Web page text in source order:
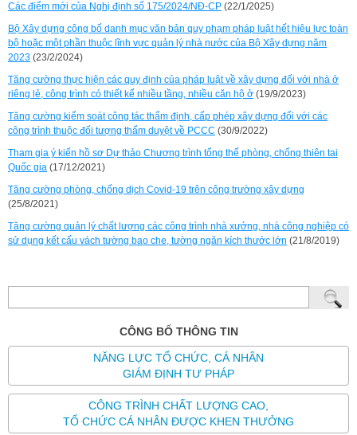
Các điểm mới của Nghị định số 175/2024/NĐ-CP (22/1/2025)
Bộ Xây dựng công bố danh mục văn bản quy phạm pháp luật hết hiệu lực toàn
bộ hoặc một phần thuộc lĩnh vực quản lý nhà nước của Bộ Xây dựng năm
2023 (23/2/2024)
Tăng cường thực hiện các quy định của pháp luật về xây dựng đối với nhà ở
riêng lẻ, công trình có thiết kế nhiều tầng, nhiều căn hộ ở (19/9/2023)
Tăng cường kiểm soát công tác thẩm định, cấp phép xây dựng đối với các
công trình thuộc đối tượng thẩm duyệt về PCCC (30/9/2022)
Tham gia ý kiến hồ sơ Dự thảo Chương trình tổng thể phòng, chống thiên tai
Quốc gia (17/12/2021)
Tăng cường phòng, chống dịch Covid-19 trên công trường xây dựng
(25/8/2021)
Tăng cường quản lý chất lượng các công trình nhà xưởng, nhà công nghiệp có
sử dụng kết cấu vách tường bao che, tường ngăn kích thước lớn (21/8/2019)
CÔNG BỐ THÔNG TIN
NĂNG LỰC TỔ CHỨC, CÁ NHÂN
GIÁM ĐỊNH TƯ PHÁP
CÔNG TRÌNH CHẤT LƯỢNG CAO,
TỔ CHỨC CÁ NHÂN ĐƯỢC KHEN THƯỞNG